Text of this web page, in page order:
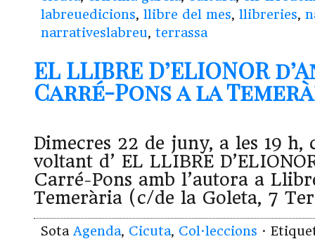
labreuedicions, llibre del mes, llibreries,
narrativeslabreu, terrassa
EL LLIBRE D’ELIONOR
Carré-Pons a la
Dimecres 22 de juny, a les 19
voltant d’ EL LLIBRE
Carré-Pons amb l’autora a
Temerària (c/de la Goleta, 7
Sota Agenda, Cicuta, Col·leccions ·